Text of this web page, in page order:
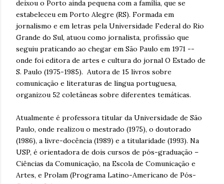
deixou o Porto ainda pequena com a família, que se
estabeleceu em Porto Alegre (RS). Formada em
jornalismo e em letras pela Universidade Federal do Rio
Grande do Sul, atuou como jornalista, profissão que
seguiu praticando ao chegar em São Paulo em 1971 --
onde foi editora de artes e cultura do jornal O Estado de
S. Paulo (1975-1985). Autora de 15 livros sobre
comunicação e literaturas de língua portuguesa,
organizou 52 coletâneas sobre diferentes temáticas.
Atualmente é professora titular da Universidade de São
Paulo, onde realizou o mestrado (1975), o doutorado
(1986), a livre-docência (1989) e a titularidade (1993). Na
USP, é orientadora de dois cursos de pós-graduação –
Ciências da Comunicação, na Escola de Comunicação e
Artes, e Prolam (Programa Latino-Americano de Pós-